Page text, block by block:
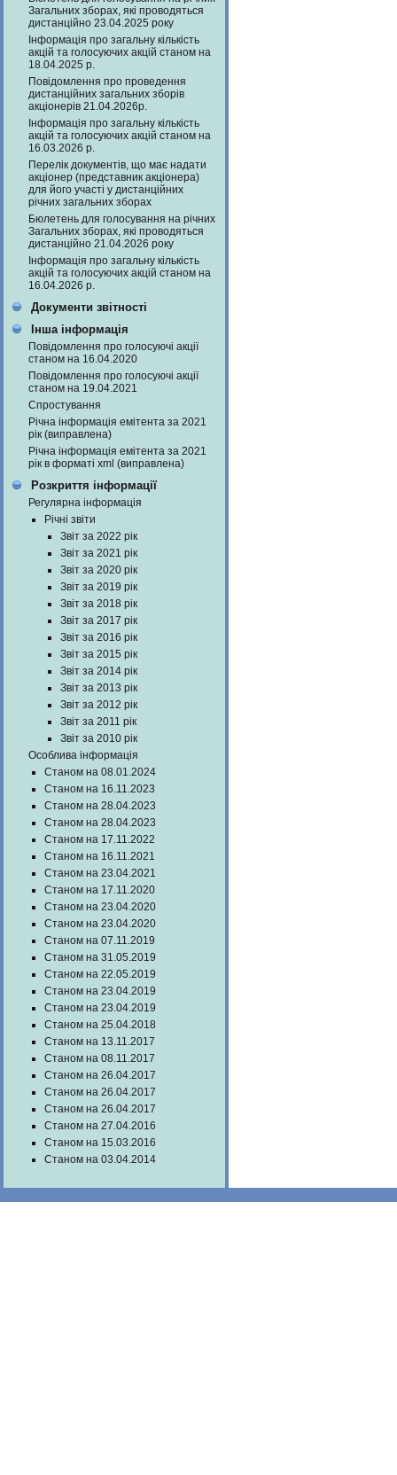
Загальних зборах, які проводяться
дистанційно 23.04.2025 року
Інформація про загальну кількість
акцій та голосуючих акцій станом на
18.04.2025 р.
Повідомлення про проведення
дистанційних загальних зборів
акціонерів 21.04.2026р.
Інформація про загальну кількість
акцій та голосуючих акцій станом на
16.03.2026 р.
Перелік документів, що має надати
акціонер (представник акціонера)
для його участі у дистанційних
річних загальних зборах
Бюлетень для голосування на річних
Загальних зборах, які проводяться
дистанційно 21.04.2026 року
Інформація про загальну кількість
акцій та голосуючих акцій станом на
16.04.2026 р.
Документи звітності
Інша інформація
Повідомлення про голосуючі акції
станом на 16.04.2020
Повідомлення про голосуючі акції
станом на 19.04.2021
Спростування
Річна інформація емітента за 2021
рік (виправлена)
Річна інформація емітента за 2021
рік в форматі xml (виправлена)
Розкриття інформації
Регулярна інформація
Річні звіти
Звіт за 2022 рік
Звіт за 2021 рік
Звіт за 2020 рік
Звіт за 2019 рік
Звіт за 2018 рік
Звіт за 2017 рік
Звіт за 2016 рік
Звіт за 2015 рік
Звіт за 2014 рік
Звіт за 2013 рік
Звіт за 2012 рік
Звіт за 2011 рік
Звіт за 2010 рік
Особлива інформація
Станом на 08.01.2024
Станом на 16.11.2023
Станом на 28.04.2023
Станом на 28.04.2023
Станом на 17.11.2022
Станом на 16.11.2021
Станом на 23.04.2021
Станом на 17.11.2020
Станом на 23.04.2020
Станом на 23.04.2020
Станом на 07.11.2019
Станом на 31.05.2019
Станом на 22.05.2019
Станом на 23.04.2019
Станом на 23.04.2019
Станом на 25.04.2018
Станом на 13.11.2017
Станом на 08.11.2017
Станом на 26.04.2017
Станом на 26.04.2017
Станом на 26.04.2017
Станом на 27.04.2016
Станом на 15.03.2016
Станом на 03.04.2014